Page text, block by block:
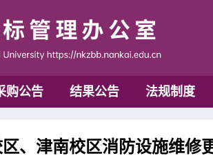
购公告 结果公告 法规制度
、津南校区消防设施维修